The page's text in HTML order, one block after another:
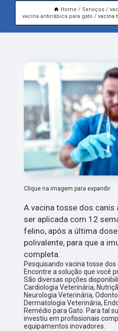
Home Serviços
vacina antirrábica para gato
vacina
Clique na imagem para expandir
A vacina tosse dos canis
ser aplicada com 12
felino, após a última
polivalente, para que a
completa.
Pesquisando vacina tosse
Encontre a solução que você
São diversas opções
Cardiologia Veterinária,
Neurologia Veterinária,
Dermatologia Veterinária,
Remédio para Gato. Para tal
investiu em profissionais
equipamentos inovadores.